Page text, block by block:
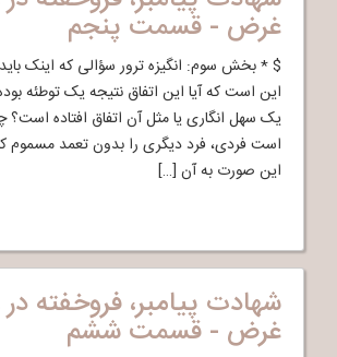
غرض - قسمت پنجم
$ * بخش سوم: انگیزه ترور سؤالی که اینک
این است که آیا این اتفاق نتیجه یک توطئه بوده،
یک سهل انگاری یا مثل آن اتفاق افتاده است؟
است فردی، فرد دیگری را بدون تعمد مسموم
این صورت به آن […]
شهادت پیامبر، فروخفته در
غرض - قسمت ششم